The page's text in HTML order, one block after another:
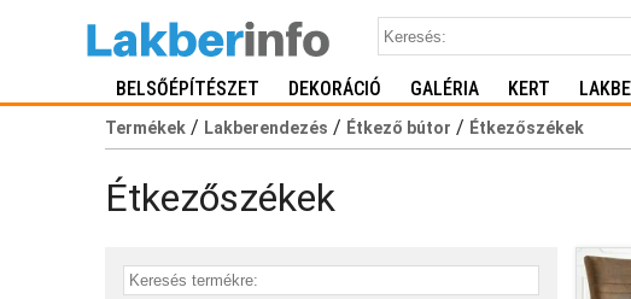
BELSŐÉPÍTÉSZET DEKORÁCIÓ GALÉRIA KERT
Termékek / Lakberendezés / Étkező bútor / Étkezőszékek
Étkezőszékek